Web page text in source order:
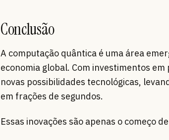
Conclusão
A computação quântica é uma área
economia global. Com investimentos
novas possibilidades tecnológicas,
em frações de segundos.
Essas inovações são apenas o começo